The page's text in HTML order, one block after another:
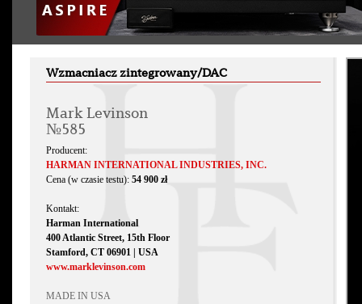
Wzmacniacz zintegrowany/DAC
Mark Levinson
№585
Producent:
HARMAN INTERNATIONAL INDUSTRIES, INC.
Cena (w czasie testu): 54 900 zł
Kontakt:
Harman International
400 Atlantic Street, 15th Floor
Stamford, CT 06901 | USA
www.marklevinson.com
MADE IN USA